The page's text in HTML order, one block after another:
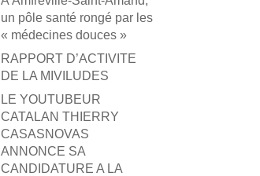
un pôle santé rongé par les
« médecines douces »
RAPPORT D’ACTIVITE
DE LA MIVILUDES
LE YOUTUBEUR
CATALAN THIERRY
CASASNOVAS
ANNONCE SA
CANDIDATURE A LA